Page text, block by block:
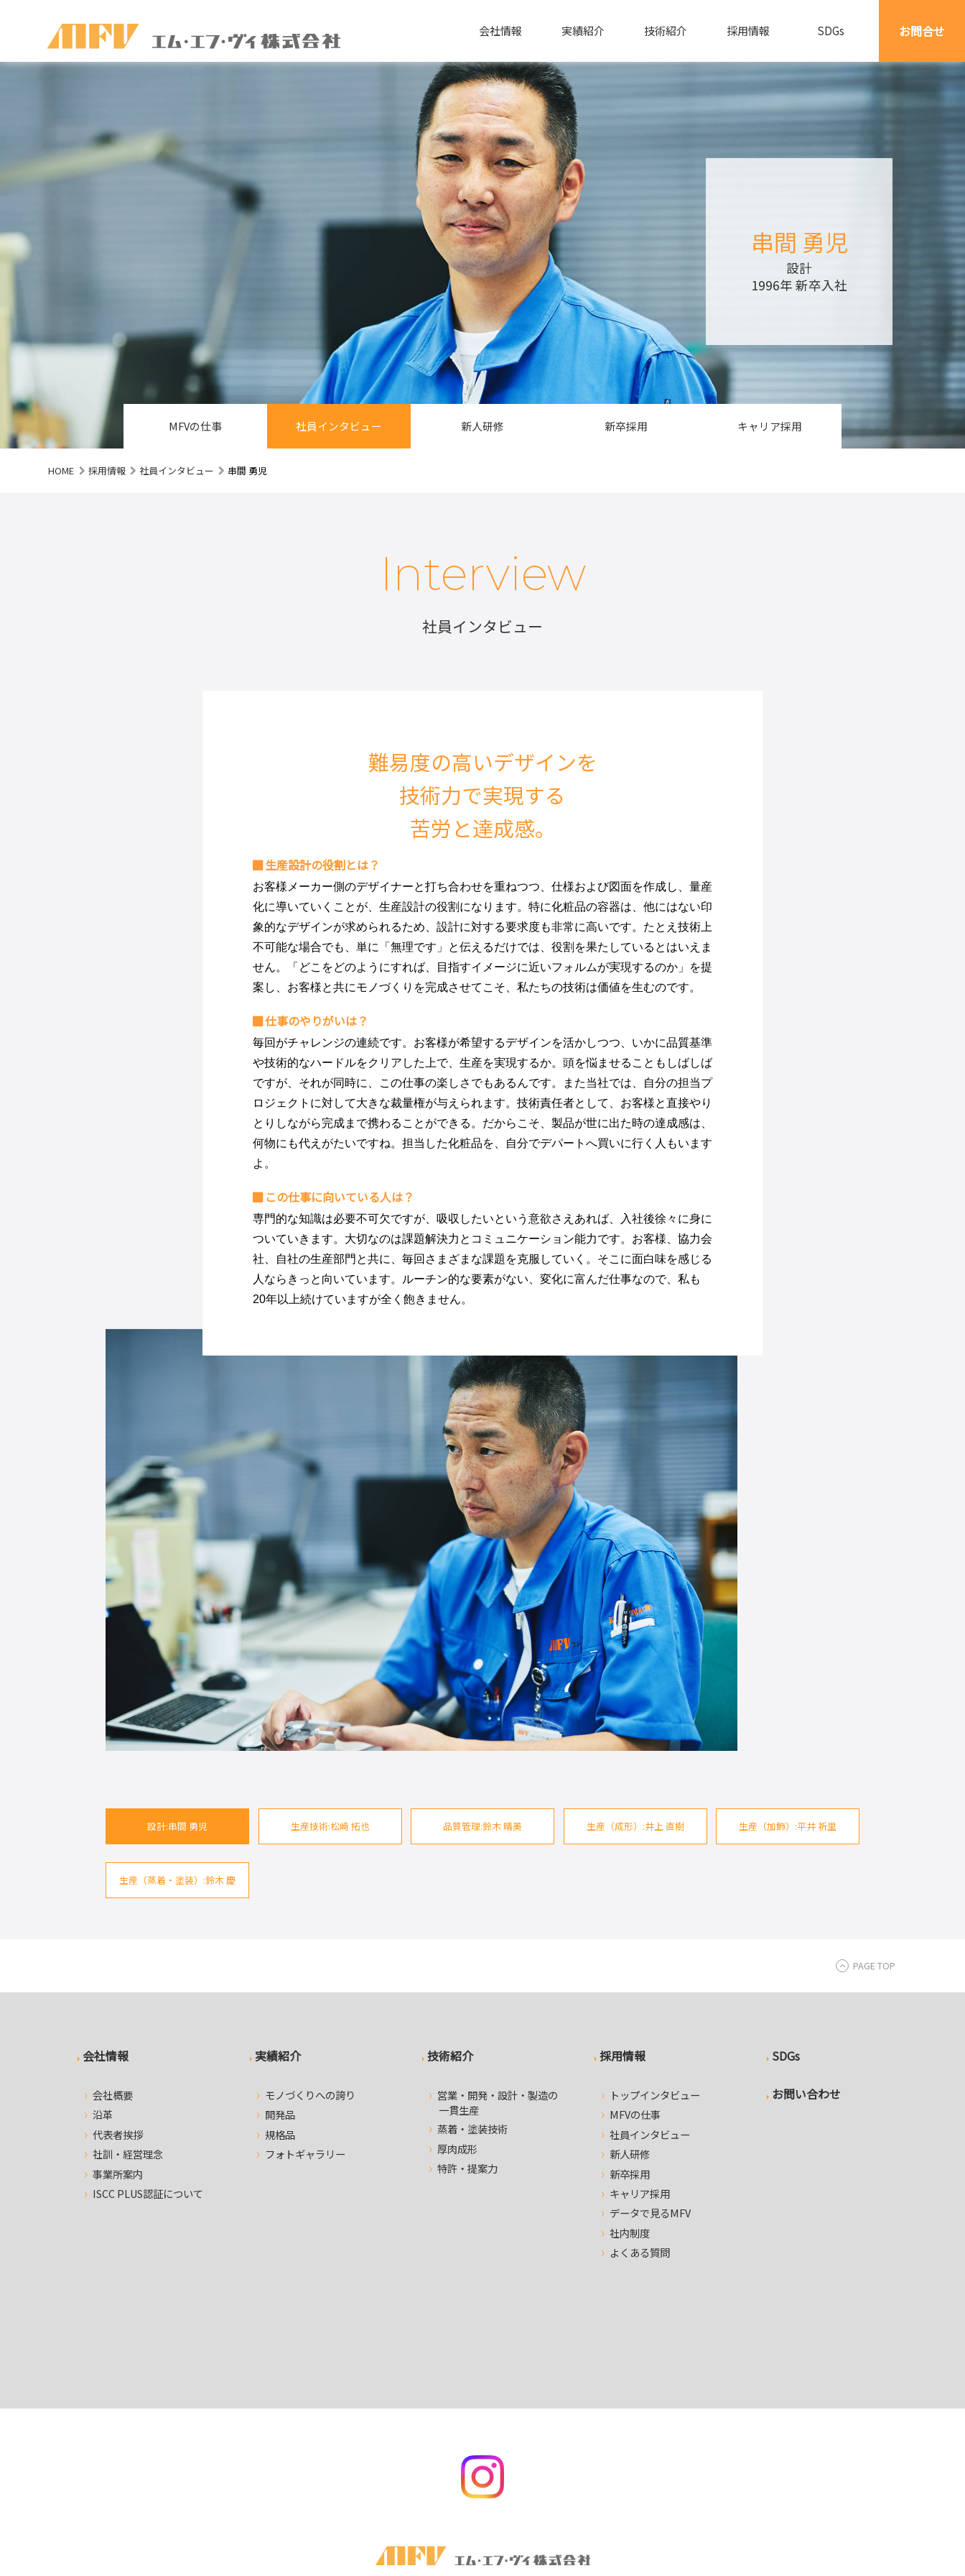
会社情報 実績紹介 技術紹介 採用情報 SDGs お問合せ
串間 勇児
設計
1996年 新卒入社
MFVの仕事 社員インタビュー 新人研修 新卒採用 キャリア採用
HOME 採用情報 社員インタビュー 串間 勇児
Interview
社員インタビュー
難易度の高いデザインを
技術力で実現する
苦労と達成感。
生産設計の役割とは？
お客様メーカー側のデザイナーと打ち合わせを重ねつつ、仕様および図面を作成し、量産
化に導いていくことが、生産設計の役割になります。特に化粧品の容器は、他にはない印
象的なデザインが求められるため、設計に対する要求度も非常に高いです。たとえ技術上
不可能な場合でも、単に「無理です」と伝えるだけでは、役割を果たしているとはいえま
せん。「どこをどのようにすれば、目指すイメージに近いフォルムが実現するのか」を提
案し、お客様と共にモノづくりを完成させてこそ、私たちの技術は価値を生むのです。
仕事のやりがいは？
毎回がチャレンジの連続です。お客様が希望するデザインを活かしつつ、いかに品質基準
や技術的なハードルをクリアした上で、生産を実現するか。頭を悩ませることもしばしば
ですが、それが同時に、この仕事の楽しさでもあるんです。また当社では、自分の担当プ
ロジェクトに対して大きな裁量権が与えられます。技術責任者として、お客様と直接やり
とりしながら完成まで携わることができる。だからこそ、製品が世に出た時の達成感は、
何物にも代えがたいですね。担当した化粧品を、自分でデパートへ買いに行く人もいます
よ。
この仕事に向いている人は？
専門的な知識は必要不可欠ですが、吸収したいという意欲さえあれば、入社後徐々に身に
ついていきます。大切なのは課題解決力とコミュニケーション能力です。お客様、協力会
社、自社の生産部門と共に、毎回さまざまな課題を克服していく。そこに面白味を感じる
人ならきっと向いています。ルーチン的な要素がない、変化に富んだ仕事なので、私も
20年以上続けていますが全く飽きません。
設計:串間 勇児 生産技術:松崎 拓也 品質管理:鈴木 晴美 生産（成形）:井上 直樹 生産（加飾）:平井 祈里
生産（蒸着・塗装）:鈴木 慶
PAGE TOP
会社情報
会社概要
沿革
代表者挨拶
社訓・経営理念
事業所案内
ISCC PLUS認証について
実績紹介
モノづくりへの誇り
開発品
規格品
フォトギャラリー
技術紹介
営業・開発・設計・製造の
一貫生産
蒸着・塗装技術
厚肉成形
特許・提案力
採用情報
トップインタビュー
MFVの仕事
社員インタビュー
新人研修
新卒採用
キャリア採用
データで見るMFV
社内制度
よくある質問
SDGs
お問い合わせ